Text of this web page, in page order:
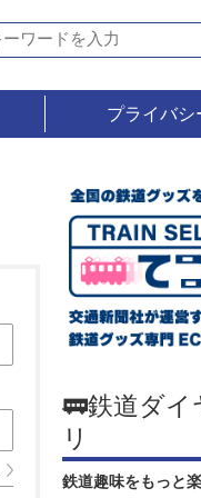
プライバ
🚃鉄道ダ
リ
鉄道趣味をもっと